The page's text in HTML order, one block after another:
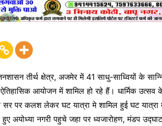
तीर्थ क्षेत्र, अजमेर में 41 साधु-साध्वियों के
आयोजन में शामिल हो रहे हैं। धार्मिक उत्सव
सर पर कलश लेकर घट यात्रा मे शामिल हुई घट
हुए अयोध्या नगरी पहुचे जहा पर ध्वजारोहण, मंडप